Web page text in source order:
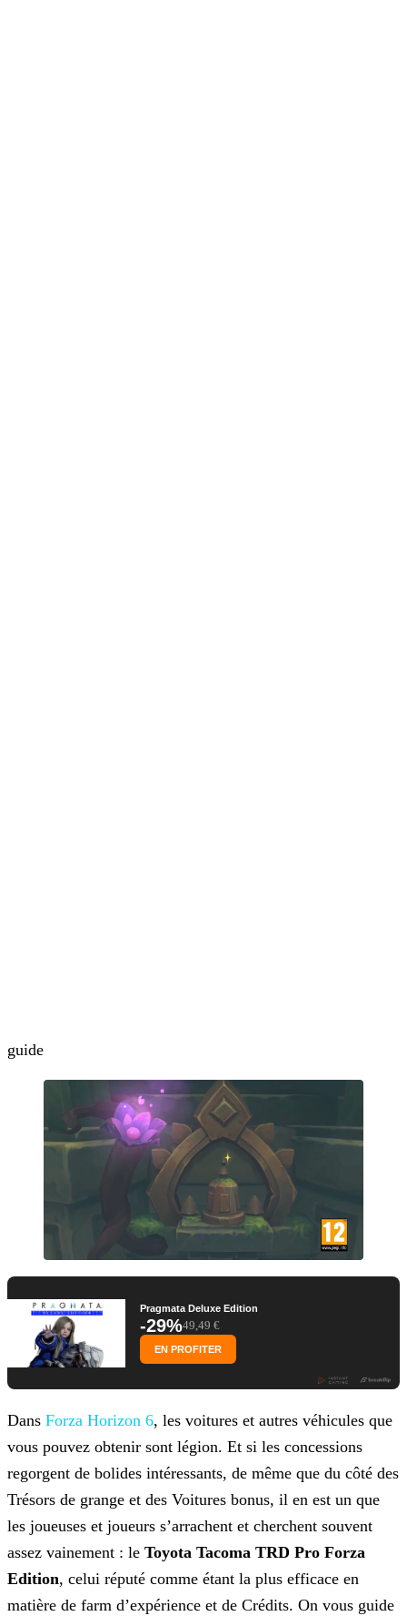
guide
Pragmata Deluxe Edition
-29%49,49 €
EN PROFITER
Dans Forza Horizon 6, les voitures et autres véhicules que
vous pouvez obtenir sont légion. Et si les concessions
regorgent de bolides intéressants, de même que du côté des
Trésors de grange et des Voitures bonus, il en est un que
les joueuses et joueurs s’arrachent et cherchent souvent
assez vainement : le Toyota Tacoma TRD Pro Forza
Edition, celui réputé comme étant la plus efficace en
matière de farm d’expérience et de Crédits. On vous guide